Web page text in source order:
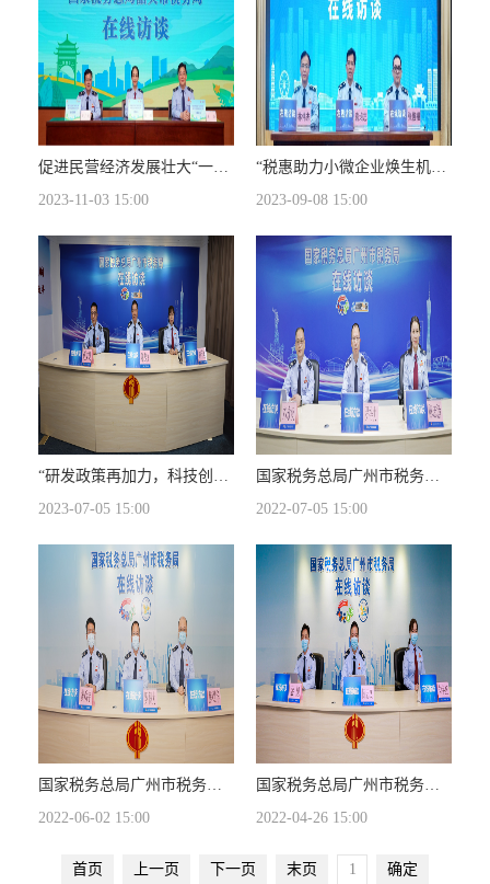
促进民营经济发展壮大“一揽子”税费优惠政策和服务举措解读
2023-11-03 15:00
“税惠助力小微企业焕生机”在线访谈
2023-09-08 15:00
“研发政策再加力，科技创新添动能”在线访谈
2023-07-05 15:00
国家税务总局广州市税务局“税收赋能助企纾困稳外贸”在线访谈
2022-07-05 15:00
国家税务总局广州市税务局“大规模增值税留抵退税政策解读”在线访谈
2022-06-02 15:00
国家税务总局广州市税务局“税收助力科创企业”在线访谈
2022-04-26 15:00
首页 上一页 下一页 末页 确定